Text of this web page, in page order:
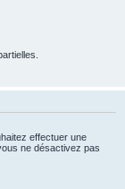
effectuer une
ne désactivez pas